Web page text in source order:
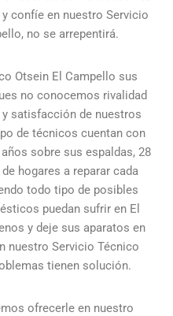
confíe en nuestro Servicio
no se arrepentirá.
Otsein El Campello sus
no conocemos rivalidad
satisfacción de nuestros
de técnicos cuentan con
sobre sus espaldas, 28
hogares a reparar cada
todo tipo de posibles
puedan sufrir en El
y deje sus aparatos en
nuestro Servicio Técnico
tienen solución.
ofrecerle en nuestro